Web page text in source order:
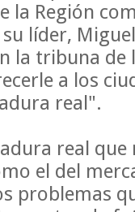
la Región
líder,
la tribuna de
a los
real".
real
el del
problemas